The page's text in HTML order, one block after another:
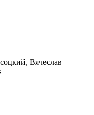
Вячеслав